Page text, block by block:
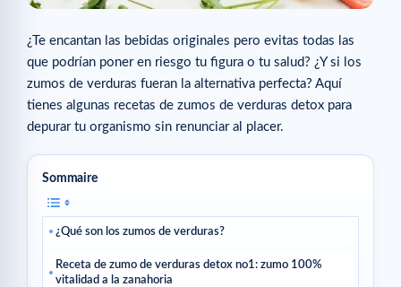
¿Te encantan las bebidas originales pero evitas todas las
que podrían poner en riesgo tu figura o tu salud? ¿Y si los
zumos de verduras fueran la alternativa perfecta? Aquí
tienes algunas recetas de zumos de verduras detox para
depurar tu organismo sin renunciar al placer.
Sommaire
¿Qué son los zumos de verduras?
Receta de zumo de verduras detox no1: zumo 100%
vitalidad a la zanahoria